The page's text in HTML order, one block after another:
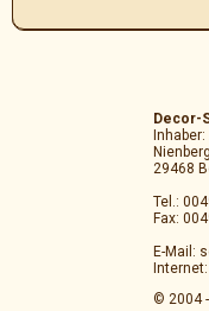
Decor-
Inhaber:
29468
Tel.:
Fax:
E-Mail:
© 2004